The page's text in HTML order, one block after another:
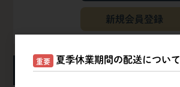
新規会員登録
カート
重要 夏季休業期間の配送について